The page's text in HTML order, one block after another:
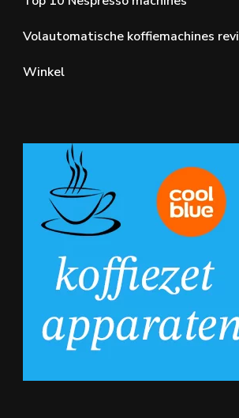
Volautomatische koffiemachines
Winkel